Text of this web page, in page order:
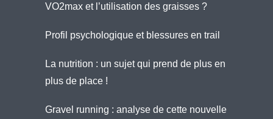
VO2max et l’utilisation des graisses ?
Profil psychologique et blessures en trail
La nutrition : un sujet qui prend de plus en
plus de place !
Gravel running : analyse de cette nouvelle